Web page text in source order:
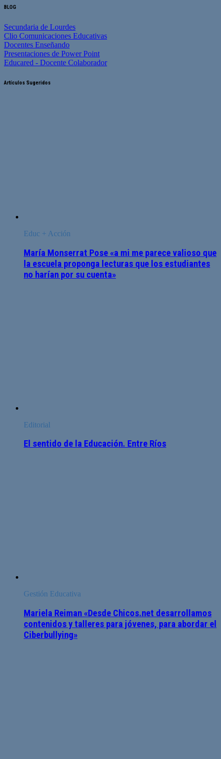
BLOG
Secundaria de Lourdes
Clio Comunicaciones Educativas
Docentes Enseñando
Presentaciones de Power Point
Educared - Docente Colaborador
Artículos Sugeridos
Educ + Acción
María Monserrat Pose «a mi me parece valioso que
la escuela proponga lecturas que los estudiantes
no harían por su cuenta»
Editorial
El sentido de la Educación. Entre Ríos
Gestión Educativa
Mariela Reiman «Desde Chicos.net desarrollamos
contenidos y talleres para jóvenes, para abordar el
Ciberbullying»